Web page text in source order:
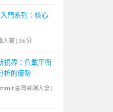
門系列：核心
人賽 | 36 分
視界：負載平衡
析的優勢
臺灣雲端大會 |